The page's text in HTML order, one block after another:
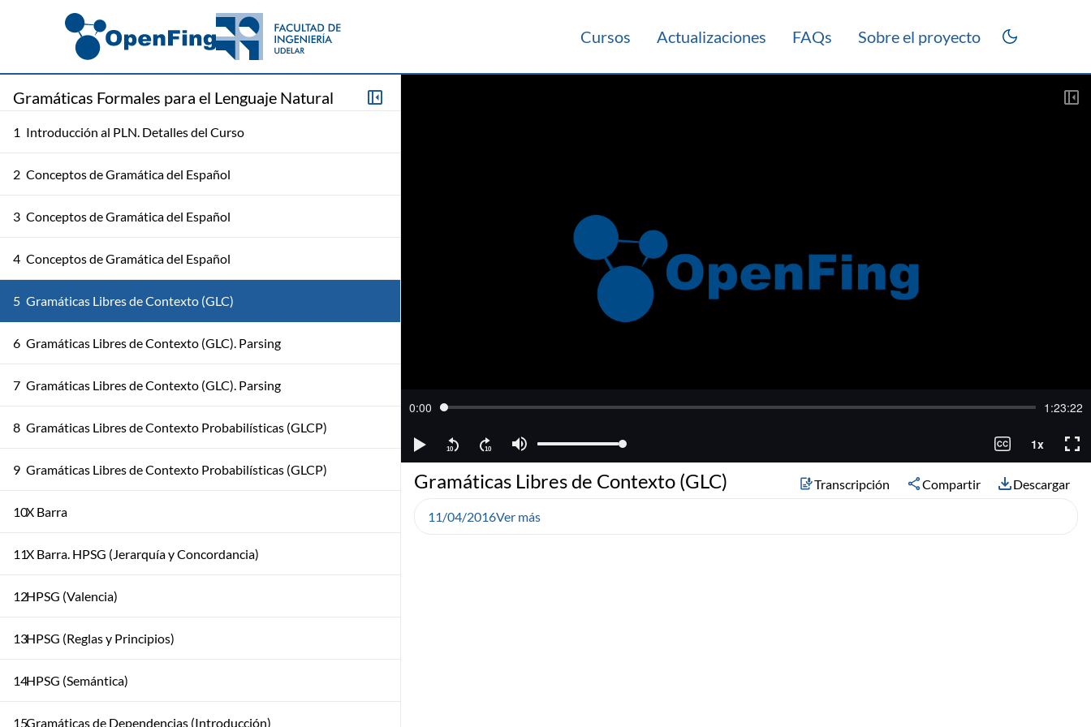
Cursos Actualizaciones FAQs Sobre el proyecto
Gramáticas Formales para el Lenguaje Natural
1 Introducción al PLN. Detalles del Curso
2 Conceptos de Gramática del Español
3 Conceptos de Gramática del Español
4 Conceptos de Gramática del Español
5 Gramáticas Libres de Contexto (GLC)
6 Gramáticas Libres de Contexto (GLC). Parsing
7 Gramáticas Libres de Contexto (GLC). Parsing
8 Gramáticas Libres de Contexto Probabilísticas (GLCP)
9 Gramáticas Libres de Contexto Probabilísticas (GLCP)
10X Barra
11X Barra. HPSG (Jerarquía y Concordancia)
12HPSG (Valencia)
13HPSG (Reglas y Principios)
14HPSG (Semántica)
15Gramáticas de Dependencias (Introducción)
Gramáticas Libres de Contexto (GLC) Transcripción Compartir Descargar
11/04/2016Ver más